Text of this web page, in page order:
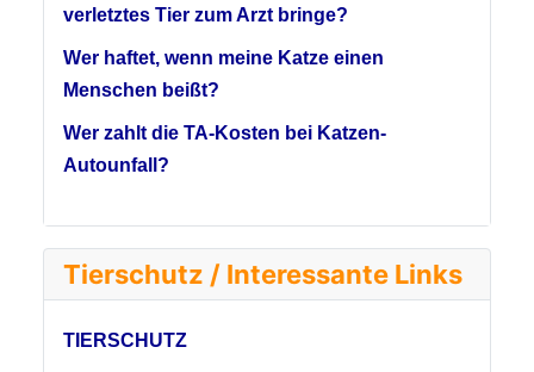
verletztes Tier zum Arzt bringe?
Wer haftet, wenn meine Katze einen
Menschen beißt?
Wer zahlt die TA-Kosten bei Katzen-
Autounfall?
Tierschutz / Interessante Links
TIERSCHUTZ